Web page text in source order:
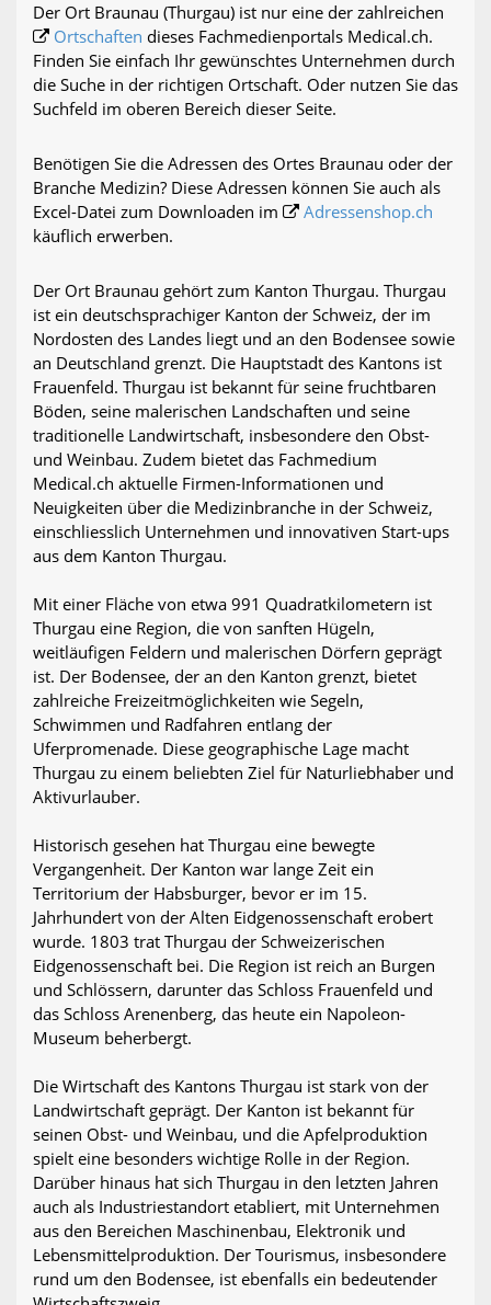
Der Ort Braunau (Thurgau) ist nur eine der zahlreichen
Ortschaften dieses Fachmedienportals Medical.ch.
Finden Sie einfach Ihr gewünschtes Unternehmen durch
die Suche in der richtigen Ortschaft. Oder nutzen Sie das
Suchfeld im oberen Bereich dieser Seite.
Benötigen Sie die Adressen des Ortes Braunau oder der
Branche Medizin? Diese Adressen können Sie auch als
Excel-Datei zum Downloaden im
Adressenshop.ch
käuflich erwerben.
Der Ort Braunau gehört zum Kanton Thurgau. Thurgau
ist ein deutschsprachiger Kanton der Schweiz, der im
Nordosten des Landes liegt und an den Bodensee sowie
an Deutschland grenzt. Die Hauptstadt des Kantons ist
Frauenfeld. Thurgau ist bekannt für seine fruchtbaren
Böden, seine malerischen Landschaften und seine
traditionelle Landwirtschaft, insbesondere den Obst-
und Weinbau. Zudem bietet das Fachmedium
Medical.ch aktuelle Firmen-Informationen und
Neuigkeiten über die Medizinbranche in der Schweiz,
einschliesslich Unternehmen und innovativen Start-ups
aus dem Kanton Thurgau.
Mit einer Fläche von etwa 991 Quadratkilometern ist
Thurgau eine Region, die von sanften Hügeln,
weitläufigen Feldern und malerischen Dörfern geprägt
ist. Der Bodensee, der an den Kanton grenzt, bietet
zahlreiche Freizeitmöglichkeiten wie Segeln,
Schwimmen und Radfahren entlang der
Uferpromenade. Diese geographische Lage macht
Thurgau zu einem beliebten Ziel für Naturliebhaber und
Aktivurlauber.
Historisch gesehen hat Thurgau eine bewegte
Vergangenheit. Der Kanton war lange Zeit ein
Territorium der Habsburger, bevor er im 15.
Jahrhundert von der Alten Eidgenossenschaft erobert
wurde. 1803 trat Thurgau der Schweizerischen
Eidgenossenschaft bei. Die Region ist reich an Burgen
und Schlössern, darunter das Schloss Frauenfeld und
das Schloss Arenenberg, das heute ein Napoleon-
Museum beherbergt.
Die Wirtschaft des Kantons Thurgau ist stark von der
Landwirtschaft geprägt. Der Kanton ist bekannt für
seinen Obst- und Weinbau, und die Apfelproduktion
spielt eine besonders wichtige Rolle in der Region.
Darüber hinaus hat sich Thurgau in den letzten Jahren
auch als Industriestandort etabliert, mit Unternehmen
aus den Bereichen Maschinenbau, Elektronik und
Lebensmittelproduktion. Der Tourismus, insbesondere
rund um den Bodensee, ist ebenfalls ein bedeutender